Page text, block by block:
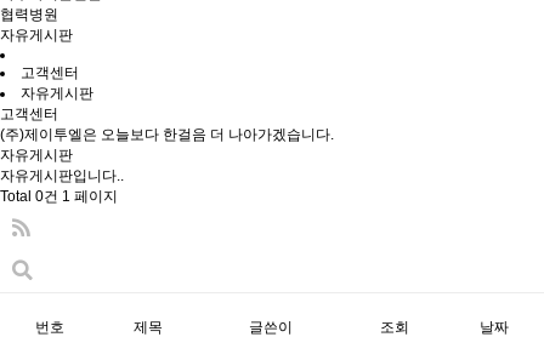
협력병원
자유게시판
고객센터
자유게시판
고객센터
(주)제이투엘은 오늘보다 한걸음 더 나아가겠습니다.
자유게시판
자유게시판입니다..
Total 0건 1 페이지
번호 제목 글쓴이 조회 날짜